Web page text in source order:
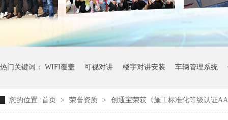
热门关键词： WIFI覆盖 可视对讲 楼宇对讲安装 车辆管理系统
您的位置: 首页 > 荣誉资质 > 创通宝荣获《施工标准化等级认证